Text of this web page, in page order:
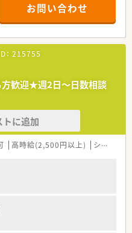
県、長崎県、関東エリアに80店舗
超える老舗企業です。
先進性のある企業です。「ダイ
グレポート」「24Hお薬電話相
」「ローソンと併設した店舗作
行、また処方箋だけに頼らない薬
度から地域に貢献すべく、福祉
ております。
約200名、平均年齢37～38歳で7
30%在籍しています。（2021年度
1回、連続5日間の休暇取得が可
お問い合わせ
215755
方歓迎★週2日～日数相談
に追加
高時給(2,500円以上) シフト制